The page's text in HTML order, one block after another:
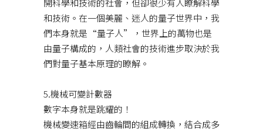
和技術。在一個美麗、迷人的量子世界中，我
們本身就是“量子人”，世界上的萬物也是
由量子構成的，人類社會的技術進步取決於我
們對量子基本原理的瞭解。
5.機械可變計數器
數字本身就是跳耀的！
機械變速箱經由齒輪間的組成轉換，結合成多